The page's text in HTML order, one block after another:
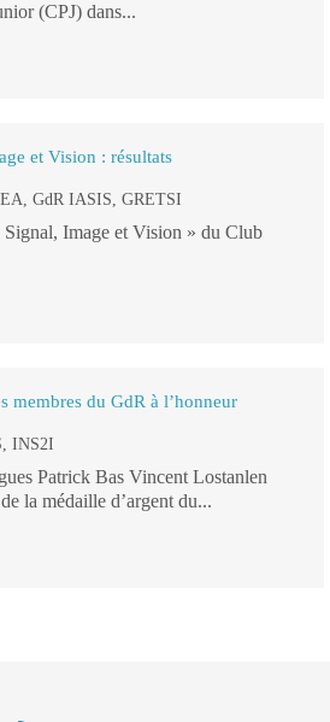
(CPJ) dans...
et Vision : résultats
, GdR IASIS, GRETSI
Image et Vision » du Club
membres du GdR à l’honneur
, INS2I
Patrick Bas Vincent Lostanlen
la médaille d’argent du...